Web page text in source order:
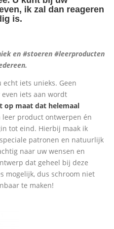
ik zal dan reageren
is.
en #stoeren #leerproducten
echt iets unieks. Geen
iets aan wordt
op maat dat helemaal
leer product ontwerpen én
tot eind. Hierbij maak ik
patronen en natuurlijk
naar uw wensen en
dat geheel bij deze
mogelijk, dus schroom niet
te maken!